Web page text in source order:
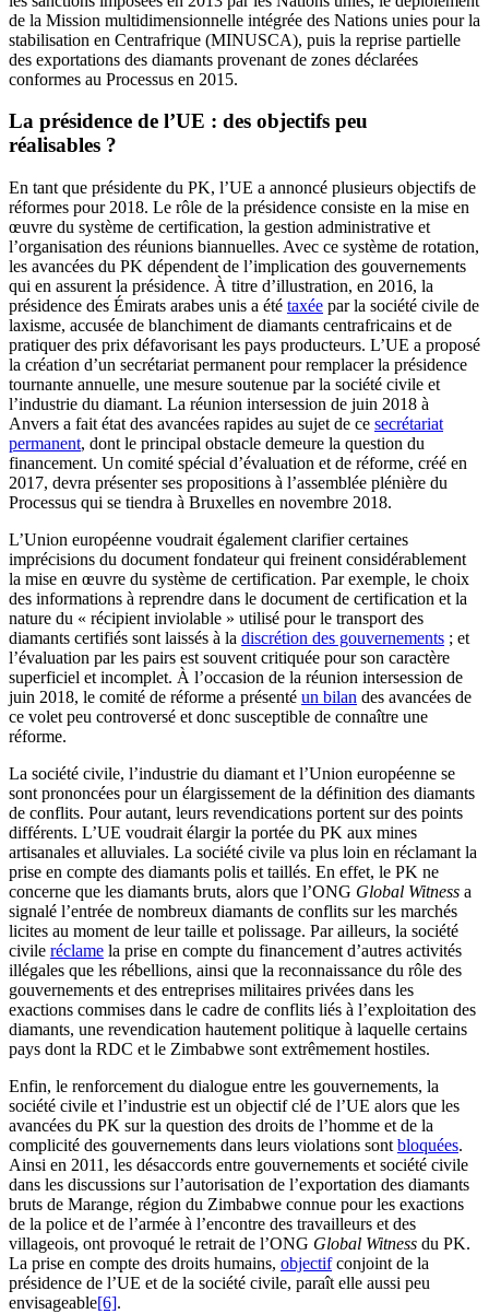
de la Mission multidimensionnelle intégrée des Nations unies pour la
stabilisation en Centrafrique (MINUSCA), puis la reprise partielle
des exportations des diamants provenant de zones déclarées
conformes au Processus en 2015.
La présidence de l’UE : des objectifs peu
réalisables ?
En tant que présidente du PK, l’UE a annoncé plusieurs objectifs de
réformes pour 2018. Le rôle de la présidence consiste en la mise en
œuvre du système de certification, la gestion administrative et
l’organisation des réunions biannuelles. Avec ce système de rotation,
les avancées du PK dépendent de l’implication des gouvernements
qui en assurent la présidence. À titre d’illustration, en 2016, la
présidence des Émirats arabes unis a été taxée par la société civile de
laxisme, accusée de blanchiment de diamants centrafricains et de
pratiquer des prix défavorisant les pays producteurs. L’UE a proposé
la création d’un secrétariat permanent pour remplacer la présidence
tournante annuelle, une mesure soutenue par la société civile et
l’industrie du diamant. La réunion intersession de juin 2018 à
Anvers a fait état des avancées rapides au sujet de ce secrétariat
permanent, dont le principal obstacle demeure la question du
financement. Un comité spécial d’évaluation et de réforme, créé en
2017, devra présenter ses propositions à l’assemblée plénière du
Processus qui se tiendra à Bruxelles en novembre 2018.
L’Union européenne voudrait également clarifier certaines
imprécisions du document fondateur qui freinent considérablement
la mise en œuvre du système de certification. Par exemple, le choix
des informations à reprendre dans le document de certification et la
nature du « récipient inviolable » utilisé pour le transport des
diamants certifiés sont laissés à la discrétion des gouvernements ; et
l’évaluation par les pairs est souvent critiquée pour son caractère
superficiel et incomplet. À l’occasion de la réunion intersession de
juin 2018, le comité de réforme a présenté un bilan des avancées de
ce volet peu controversé et donc susceptible de connaître une
réforme.
La société civile, l’industrie du diamant et l’Union européenne se
sont prononcées pour un élargissement de la définition des diamants
de conflits. Pour autant, leurs revendications portent sur des points
différents. L’UE voudrait élargir la portée du PK aux mines
artisanales et alluviales. La société civile va plus loin en réclamant la
prise en compte des diamants polis et taillés. En effet, le PK ne
concerne que les diamants bruts, alors que l’ONG Global Witness a
signalé l’entrée de nombreux diamants de conflits sur les marchés
licites au moment de leur taille et polissage. Par ailleurs, la société
civile réclame la prise en compte du financement d’autres activités
illégales que les rébellions, ainsi que la reconnaissance du rôle des
gouvernements et des entreprises militaires privées dans les
exactions commises dans le cadre de conflits liés à l’exploitation des
diamants, une revendication hautement politique à laquelle certains
pays dont la RDC et le Zimbabwe sont extrêmement hostiles.
Enfin, le renforcement du dialogue entre les gouvernements, la
société civile et l’industrie est un objectif clé de l’UE alors que les
avancées du PK sur la question des droits de l’homme et de la
complicité des gouvernements dans leurs violations sont bloquées.
Ainsi en 2011, les désaccords entre gouvernements et société civile
dans les discussions sur l’autorisation de l’exportation des diamants
bruts de Marange, région du Zimbabwe connue pour les exactions
de la police et de l’armée à l’encontre des travailleurs et des
villageois, ont provoqué le retrait de l’ONG Global Witness du PK.
La prise en compte des droits humains, objectifconjoint de la
présidence de l’UE et de la société civile, paraît elle aussi peu
envisageable[6].